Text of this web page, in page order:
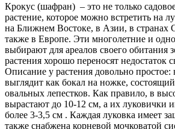
Крокус (шафран) – это не только
растение, которое можно встретить на
на Ближнем Востоке, в Азии, в странах
также в Европе. Эти многолетние и
выбирают для ареалов своего обитания
растения хорошо переносят недостаток
Описание у растения довольно
выглядит как бокал на ножке,
овальных лепестков. Как правило, в
вырастают до 10-12 см, а их луковички
более 3-3,5 см . Каждая луковка имеет
также снабжена корневой мочковатой